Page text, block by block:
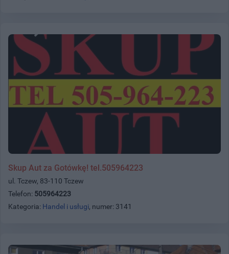
Skup Aut za Gotówkę! tel.505964223
ul. Tczew, 83-110 Tczew
Telefon: 505964223
Kategoria: Handel i usługi, numer: 3141